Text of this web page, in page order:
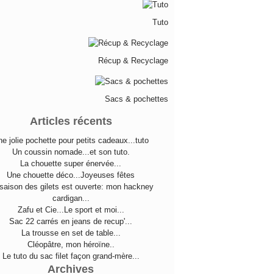
Tuto
Récup & Recyclage
Sacs & pochettes
Articles récents
jolie pochette pour petits cadeaux...tuto
Un coussin nomade...et son tuto.
La chouette super énervée...
Une chouette déco...Joyeuses fêtes
des gilets est ouverte: mon hackney
cardigan...
Zafu et Cie...Le sport et moi...
Sac 22 carrés en jeans de recup'...
La trousse en set de table...
Cléopâtre, mon héroïne..
Le tuto du sac filet façon grand-mère...
Archives